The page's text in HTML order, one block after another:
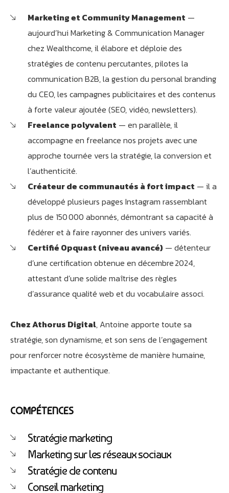
Marketing et Community Management —
aujourd’hui Marketing & Communication Manager
chez Wealthcome, il élabore et déploie des
stratégies de contenu percutantes, pilotes la
communication B2B, la gestion du personal branding
du CEO, les campagnes publicitaires et des contenus
à forte valeur ajoutée (SEO, vidéo, newsletters).
Freelance polyvalent — en parallèle, il
accompagne en freelance nos projets avec une
approche tournée vers la stratégie, la conversion et
l’authenticité.
Créateur de communautés à fort impact — il a
développé plusieurs pages Instagram rassemblant
plus de 150 000 abonnés, démontrant sa capacité à
fédérer et à faire rayonner des univers variés.
Certifié Opquast (niveau avancé) — détenteur
d’une certification obtenue en décembre 2024,
attestant d’une solide maîtrise des règles
d’assurance qualité web et du vocabulaire associ.
Chez Athorus Digital, Antoine apporte toute sa
stratégie, son dynamisme, et son sens de l’engagement
pour renforcer notre écosystème de manière humaine,
impactante et authentique.
COMPÉTENCES
Stratégie marketing
Marketing sur les réseaux sociaux
Stratégie de contenu
Conseil marketing
Dites-moi votre objectif ou choisissez un raccourci ci-
dessous :